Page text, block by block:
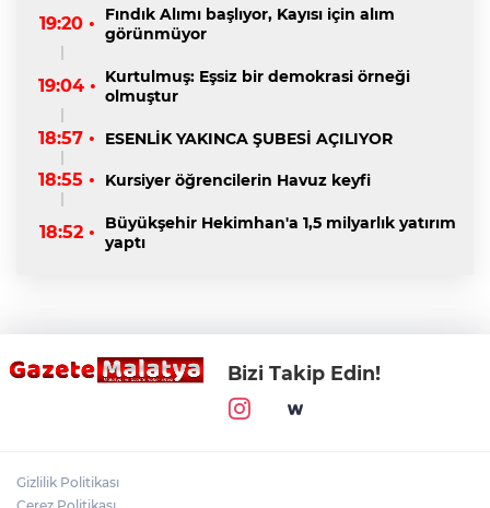
19:20 •
Fındık Alımı başlıyor, Kayısı için alım
görünmüyor
19:04 • Kurtulmuş: Eşsiz bir demokrasi örneği
olmuştur
18:57 • ESENLİK YAKINCA ŞUBESİ AÇILIYOR
18:55 • Kursiyer öğrencilerin Havuz keyfi
18:52 •
Büyükşehir Hekimhan'a 1,5 milyarlık yatırım
yaptı
Bizi Takip Edin!
Gizlilik Politikası